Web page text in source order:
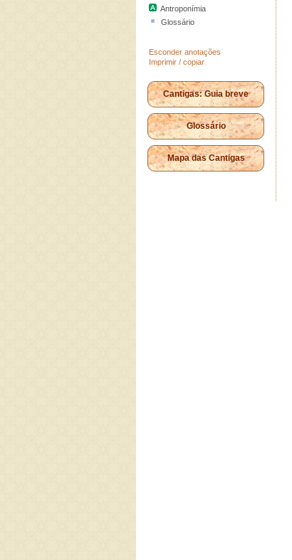
Antroponímia
Glossário
Esconder anotações
Imprimir / copiar
Cantigas: Guia breve
Glossário
Mapa das Cantigas